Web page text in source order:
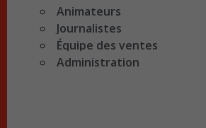
Animateurs
Journalistes
Équipe des ventes
Administration